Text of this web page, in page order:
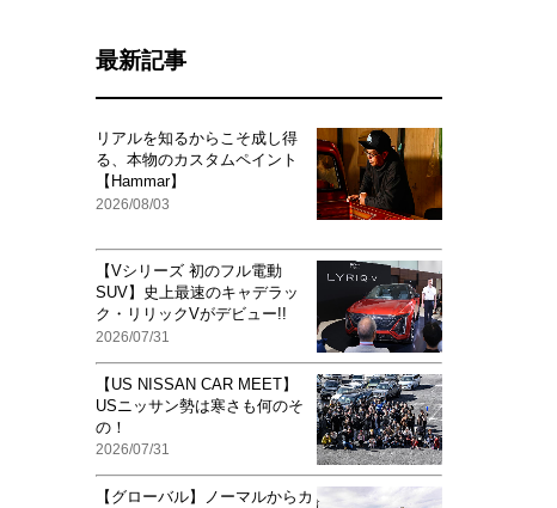
最新記事
リアルを知るからこそ成し得
る、本物のカスタムペイント
【Hammar】
2026/08/03
【Vシリーズ 初のフル電動
SUV】史上最速のキャデラッ
ク・リリックVがデビュー!!
2026/07/31
【US NISSAN CAR MEET】
USニッサン勢は寒さも何のそ
の！
2026/07/31
【グローバル】ノーマルからカ